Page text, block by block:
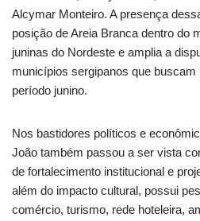
Alcymar Monteiro. A presença
posição de Areia Branca dentro do
juninas do Nordeste e amplia a
municípios sergipanos que
período junino.
Nos bastidores políticos e
João também passou a ser vista
de fortalecimento institucional e
além do impacto cultural, possui
comércio, turismo, rede hoteleira,